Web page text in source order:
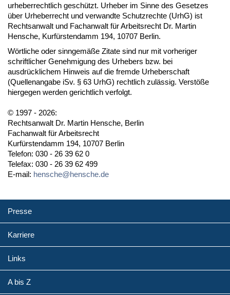
urheberrechtlich geschützt. Urheber im Sinne des Gesetzes
über Urheberrecht und verwandte Schutzrechte (UrhG) ist
Rechtsanwalt und Fachanwalt für Arbeitsrecht Dr. Martin
Hensche, Kurfürstendamm 194, 10707 Berlin.
Wörtliche oder sinngemäße Zitate sind nur mit vorheriger
schriftlicher Genehmigung des Urhebers bzw. bei
ausdrücklichem Hinweis auf die fremde Urheberschaft
(Quellenangabe iSv. § 63 UrhG) rechtlich zulässig. Verstöße
hiergegen werden gerichtlich verfolgt.
© 1997 - 2026:
Rechtsanwalt Dr. Martin Hensche, Berlin
Fachanwalt für Arbeitsrecht
Kurfürstendamm 194, 10707 Berlin
Telefon: 030 - 26 39 62 0
Telefax: 030 - 26 39 62 499
E-mail: hensche@hensche.de
Presse
Karriere
Links
A bis Z